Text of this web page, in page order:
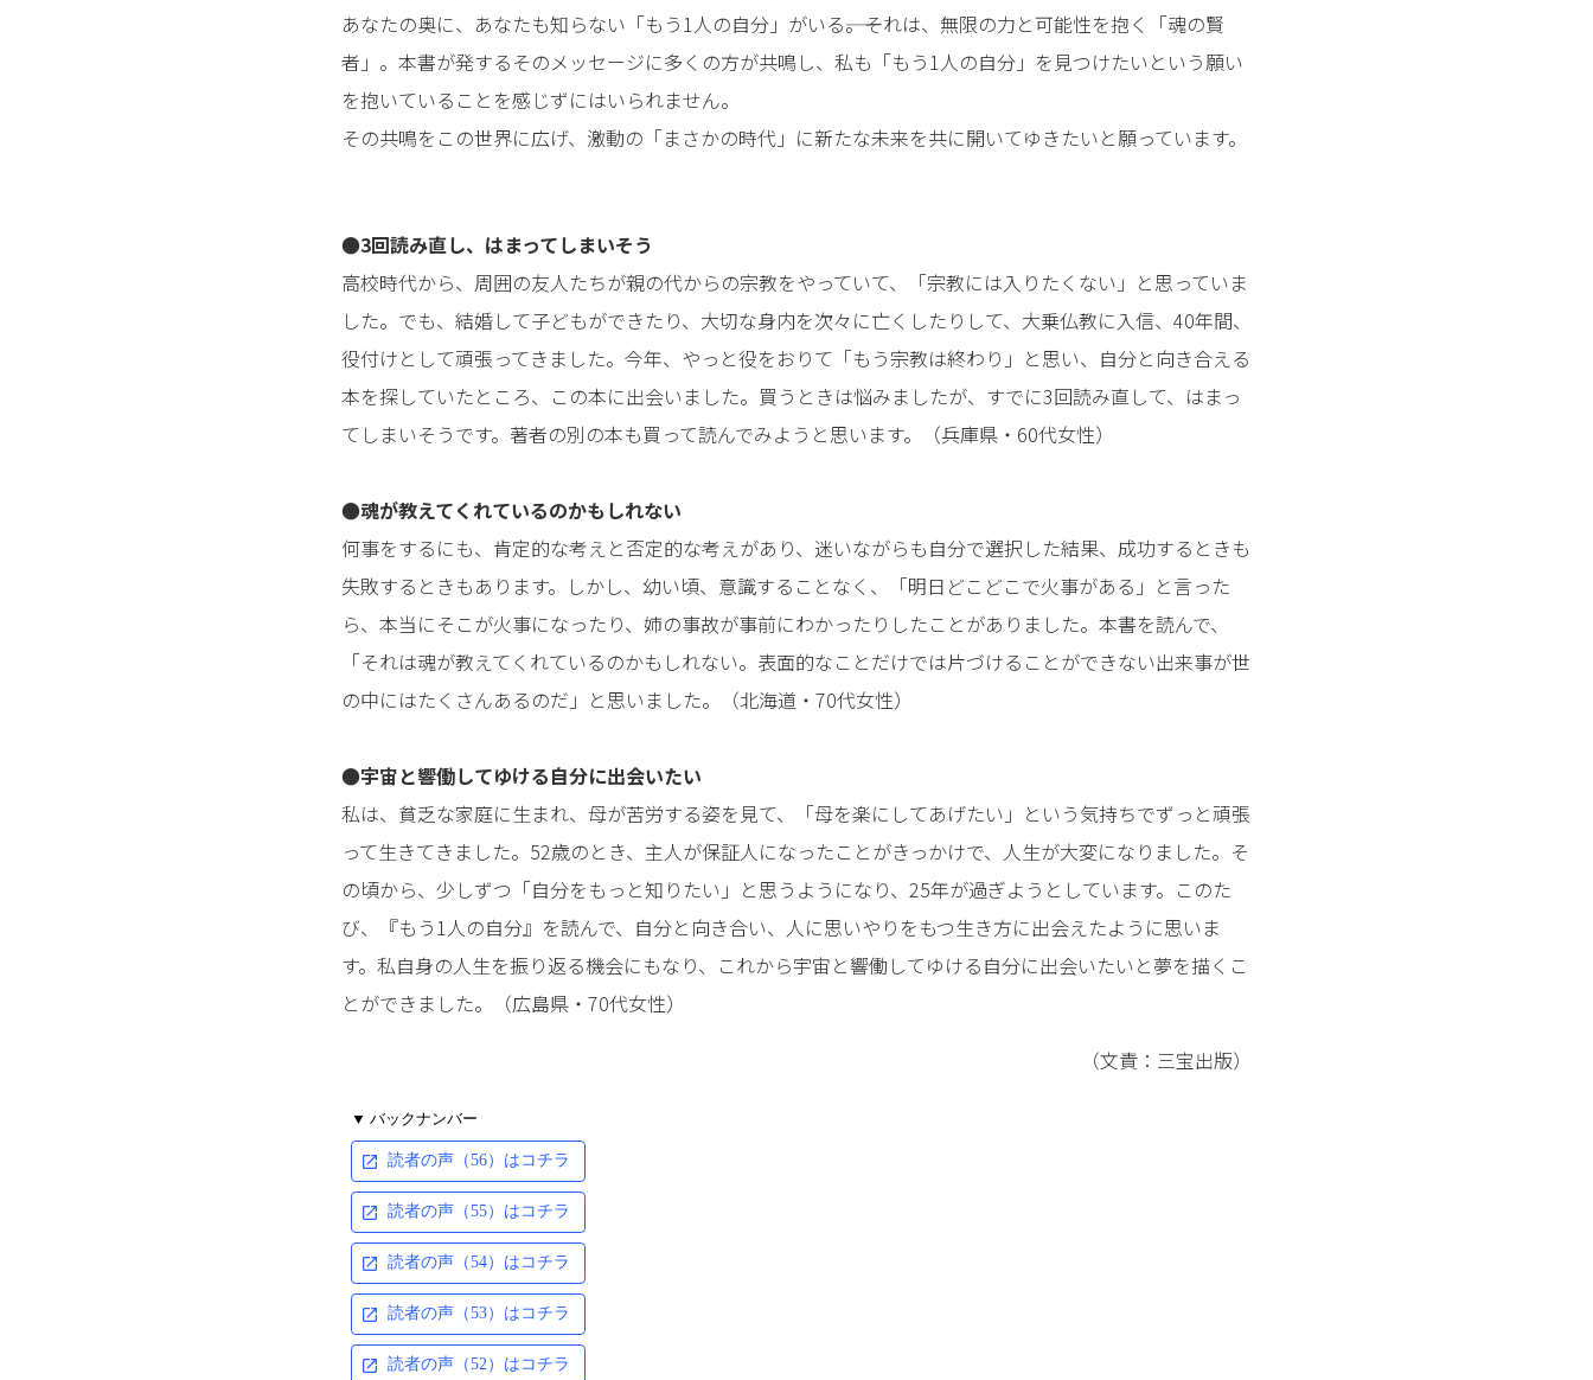
あなたの奥に、あなたも知らない「もう1人の自分」がいる――。それは、無限の力と可能性を抱く「魂の賢
者」。本書が発するそのメッセージに多くの方が共鳴し、私も「もう1人の自分」を見つけたいという願い
を抱いていることを感じずにはいられません。
その共鳴をこの世界に広げ、激動の「まさかの時代」に新たな未来を共に開いてゆきたいと願っています。
●3回読み直し、はまってしまいそう
高校時代から、周囲の友人たちが親の代からの宗教をやっていて、「宗教には入りたくない」と思っていま
した。でも、結婚して子どもができたり、大切な身内を次々に亡くしたりして、大乗仏教に入信、40年間、
役付けとして頑張ってきました。今年、やっと役をおりて「もう宗教は終わり」と思い、自分と向き合える
本を探していたところ、この本に出会いました。買うときは悩みましたが、すでに3回読み直して、はまっ
てしまいそうです。著者の別の本も買って読んでみようと思います。（兵庫県・60代女性）
●魂が教えてくれているのかもしれない
何事をするにも、肯定的な考えと否定的な考えがあり、迷いながらも自分で選択した結果、成功するときも
失敗するときもあります。しかし、幼い頃、意識することなく、「明日どこどこで火事がある」と言った
ら、本当にそこが火事になったり、姉の事故が事前にわかったりしたことがありました。本書を読んで、
「それは魂が教えてくれているのかもしれない。表面的なことだけでは片づけることができない出来事が世
の中にはたくさんあるのだ」と思いました。（北海道・70代女性）
●宇宙と響働してゆける自分に出会いたい
私は、貧乏な家庭に生まれ、母が苦労する姿を見て、「母を楽にしてあげたい」という気持ちでずっと頑張
って生きてきました。52歳のとき、主人が保証人になったことがきっかけで、人生が大変になりました。そ
の頃から、少しずつ「自分をもっと知りたい」と思うようになり、25年が過ぎようとしています。このた
び、『もう1人の自分』を読んで、自分と向き合い、人に思いやりをもつ生き方に出会えたように思いま
す。私自身の人生を振り返る機会にもなり、これから宇宙と響働してゆける自分に出会いたいと夢を描くこ
とができました。（広島県・70代女性）
（文責：三宝出版）